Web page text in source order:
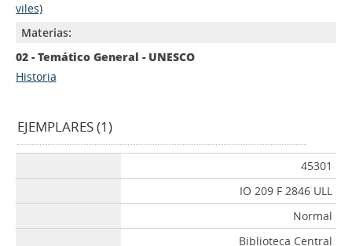
viles)
Materias:
02 - Temático General - UNESCO
Historia
EJEMPLARES (1)
45301
IO 209 F 2846 ULL
Normal
Biblioteca Central